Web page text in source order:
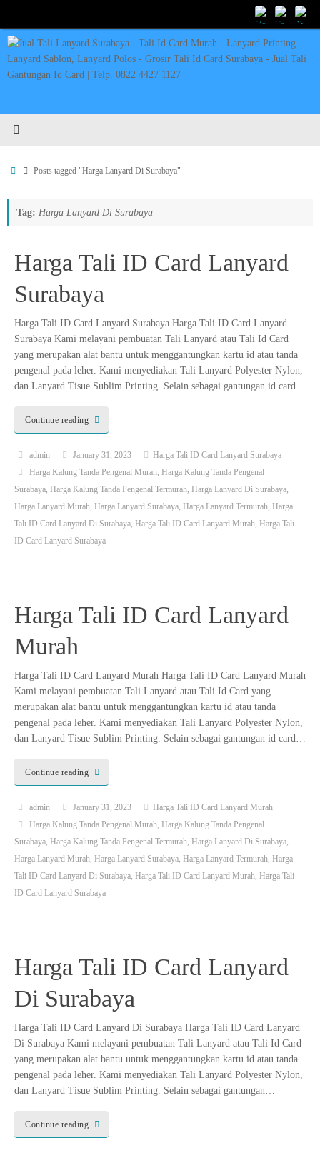
content
HomePosts tagged "Harga Lanyard Di Surabaya"
Tag: Harga Lanyard Di Surabaya
Harga Tali ID Card Lanyard
Surabaya
Harga Tali ID Card Lanyard Surabaya Harga Tali ID Card Lanyard
Surabaya Kami melayani pembuatan Tali Lanyard atau Tali Id Card
yang merupakan alat bantu untuk menggantungkan kartu id atau tanda
pengenal pada leher. Kami menyediakan Tali Lanyard Polyester Nylon,
dan Lanyard Tisue Sublim Printing. Selain sebagai gantungan id card…
Continue reading
admin January 31, 2023
Harga Tali ID Card Lanyard Surabaya
Harga Kalung Tanda Pengenal Murah Harga Kalung Tanda Pengenal
Surabaya Harga Kalung Tanda Pengenal Termurah Harga Lanyard Di Surabaya
Harga Lanyard Murah Harga Lanyard Surabaya Harga Lanyard Termurah Harga
Tali ID Card Lanyard Di Surabaya Harga Tali ID Card Lanyard Murah Harga Tali
ID Card Lanyard Surabaya
Harga Tali ID Card Lanyard
Murah
Harga Tali ID Card Lanyard Murah Harga Tali ID Card Lanyard Murah
Kami melayani pembuatan Tali Lanyard atau Tali Id Card yang
merupakan alat bantu untuk menggantungkan kartu id atau tanda
pengenal pada leher. Kami menyediakan Tali Lanyard Polyester Nylon,
dan Lanyard Tisue Sublim Printing. Selain sebagai gantungan id card…
Continue reading
admin January 31, 2023
Harga Tali ID Card Lanyard Murah
Harga Kalung Tanda Pengenal Murah Harga Kalung Tanda Pengenal
Surabaya Harga Kalung Tanda Pengenal Termurah Harga Lanyard Di Surabaya
Harga Lanyard Murah Harga Lanyard Surabaya Harga Lanyard Termurah Harga
Tali ID Card Lanyard Di Surabaya Harga Tali ID Card Lanyard Murah Harga Tali
ID Card Lanyard Surabaya
Harga Tali ID Card Lanyard
Di Surabaya
Harga Tali ID Card Lanyard Di Surabaya Harga Tali ID Card Lanyard
Di Surabaya Kami melayani pembuatan Tali Lanyard atau Tali Id Card
yang merupakan alat bantu untuk menggantungkan kartu id atau tanda
pengenal pada leher. Kami menyediakan Tali Lanyard Polyester Nylon,
dan Lanyard Tisue Sublim Printing. Selain sebagai gantungan…
Continue reading